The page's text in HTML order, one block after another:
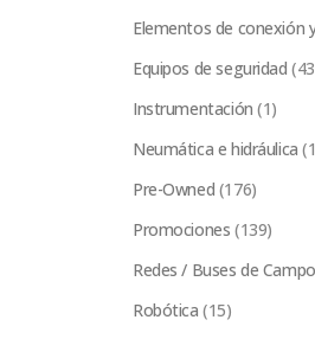
Elementos de conexión
Equipos de seguridad
Instrumentación (1)
Neumática e hidráulica
Pre-Owned (176)
Promociones (139)
Redes / Buses de Campo
Robótica (15)